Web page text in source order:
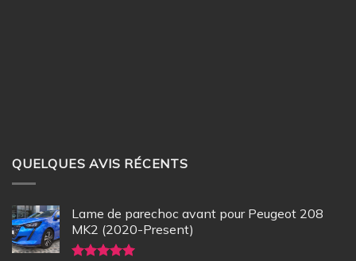
QUELQUES AVIS RÉCENTS
Lame de parechoc avant pour Peugeot 208
MK2 (2020-Present)